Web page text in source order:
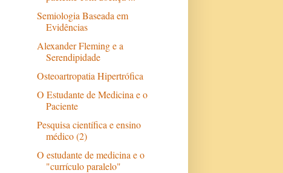
Semiologia Baseada em
Evidências
Alexander Fleming e a
Serendipidade
Osteoartropatia Hipertrófica
O Estudante de Medicina e o
Paciente
Pesquisa científica e ensino
médico (2)
O estudante de medicina e o
"currículo paralelo"